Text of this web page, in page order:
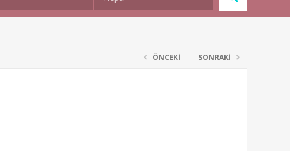
ÖNCEKİ SONRAKİ